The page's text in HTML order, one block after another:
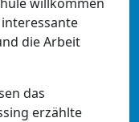
die Arbeit
das
erzählte